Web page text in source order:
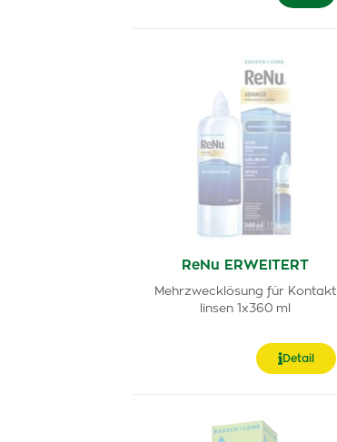
ReNu ERWEITERT
Mehrzwecklösung für Kontakt
linsen 1x360 ml
Detail